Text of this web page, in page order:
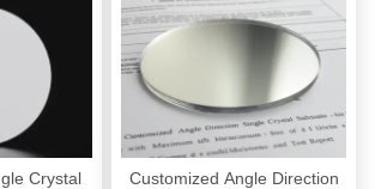
Crystal
Customized Angle Direction